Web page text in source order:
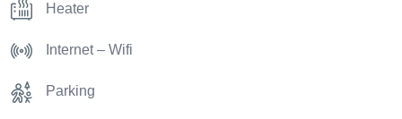
Heater
Internet – Wifi
Parking